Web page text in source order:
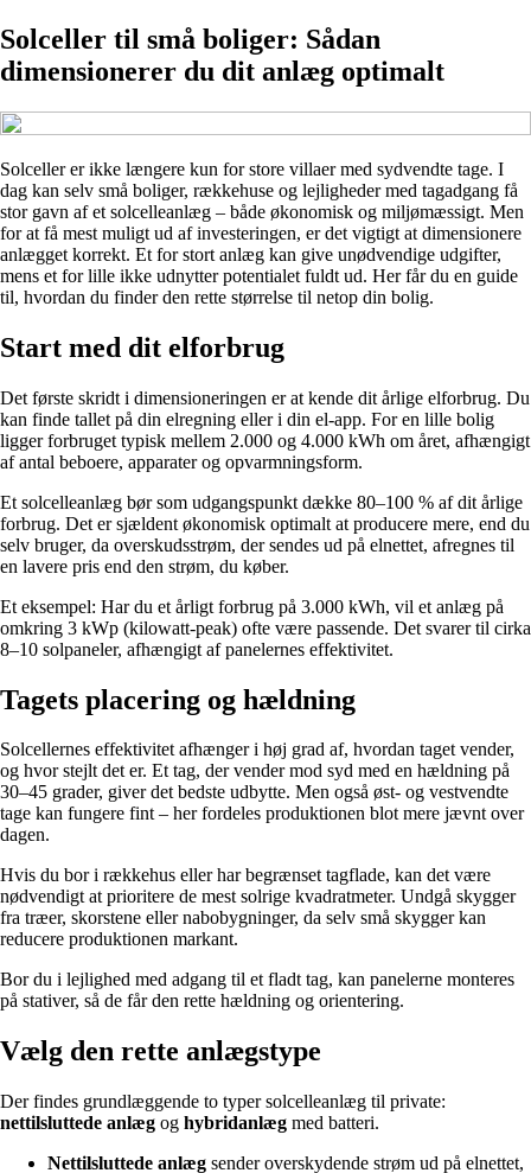
Solceller til små boliger: Sådan
dimensionerer du dit anlæg optimalt
Solceller er ikke længere kun for store villaer med sydvendte tage. I
dag kan selv små boliger, rækkehuse og lejligheder med tagadgang få
stor gavn af et solcelleanlæg – både økonomisk og miljømæssigt. Men
for at få mest muligt ud af investeringen, er det vigtigt at dimensionere
anlægget korrekt. Et for stort anlæg kan give unødvendige udgifter,
mens et for lille ikke udnytter potentialet fuldt ud. Her får du en guide
til, hvordan du finder den rette størrelse til netop din bolig.
Start med dit elforbrug
Det første skridt i dimensioneringen er at kende dit årlige elforbrug. Du
kan finde tallet på din elregning eller i din el-app. For en lille bolig
ligger forbruget typisk mellem 2.000 og 4.000 kWh om året, afhængigt
af antal beboere, apparater og opvarmningsform.
Et solcelleanlæg bør som udgangspunkt dække 80–100 % af dit årlige
forbrug. Det er sjældent økonomisk optimalt at producere mere, end du
selv bruger, da overskudsstrøm, der sendes ud på elnettet, afregnes til
en lavere pris end den strøm, du køber.
Et eksempel: Har du et årligt forbrug på 3.000 kWh, vil et anlæg på
omkring 3 kWp (kilowatt-peak) ofte være passende. Det svarer til cirka
8–10 solpaneler, afhængigt af panelernes effektivitet.
Tagets placering og hældning
Solcellernes effektivitet afhænger i høj grad af, hvordan taget vender,
og hvor stejlt det er. Et tag, der vender mod syd med en hældning på
30–45 grader, giver det bedste udbytte. Men også øst- og vestvendte
tage kan fungere fint – her fordeles produktionen blot mere jævnt over
dagen.
Hvis du bor i rækkehus eller har begrænset tagflade, kan det være
nødvendigt at prioritere de mest solrige kvadratmeter. Undgå skygger
fra træer, skorstene eller nabobygninger, da selv små skygger kan
reducere produktionen markant.
Bor du i lejlighed med adgang til et fladt tag, kan panelerne monteres
på stativer, så de får den rette hældning og orientering.
Vælg den rette anlægstype
Der findes grundlæggende to typer solcelleanlæg til private:
nettilsluttede anlæg og hybridanlæg med batteri.
Nettilsluttede anlæg sender overskydende strøm ud på elnettet,